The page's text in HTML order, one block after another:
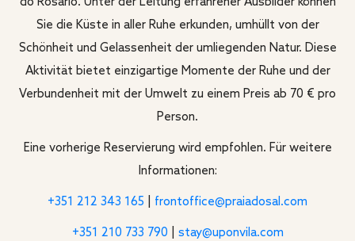
Sie die Küste in aller Ruhe erkunden, umhüllt von der
Schönheit und Gelassenheit der umliegenden Natur. Diese
Aktivität bietet einzigartige Momente der Ruhe und der
Verbundenheit mit der Umwelt zu einem Preis ab 70 € pro
Person.
Eine vorherige Reservierung wird empfohlen. Für weitere
Informationen:
+351 212 343 165 frontoffice@praiadosal.com
+351 210 733 790 stay@uponvila.com